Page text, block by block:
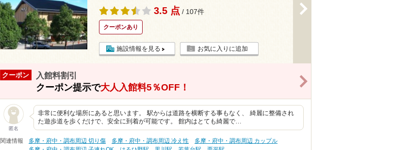
3.5 点 / 107件
クーポンあり
施設情報を見る お気に入りに追加
クーポン 入館料割引
クーポン提示で大人入館料5％OFF！
匿名
非常に便利な場所にあると思います。 駅からは道路を横断する事もなく、 綺麗に整備され
た遊歩道を歩くだけで、安全に到着が可能です。 館内はとても綺麗で…
関連情報 多摩・府中・調布周辺 切り傷 多摩・府中・調布周辺 冷え性
多摩・府中・調布周辺 カップル